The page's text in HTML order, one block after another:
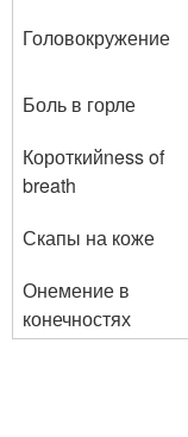
Головокружение
Боль в горле
Короткийness of
breath
Скапы на коже
Онемение в
конечностях